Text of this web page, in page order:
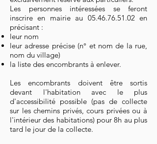
Les personnes intéressées se feront
inscrire en mairie au 05.46.76.51.02en
précisant :
leur nom
leur adresse précise (n° et nom de la rue,
nom du village)
la liste des encombrants à enlever.
Les encombrants doivent être sortis
devant l'habitation avec le plus
d'accessibilité possible (pas de collecte
sur les chemins privés, cours privées ou à
l'intérieur des habitations) pour 8h au plus
tard le jour de la collecte.